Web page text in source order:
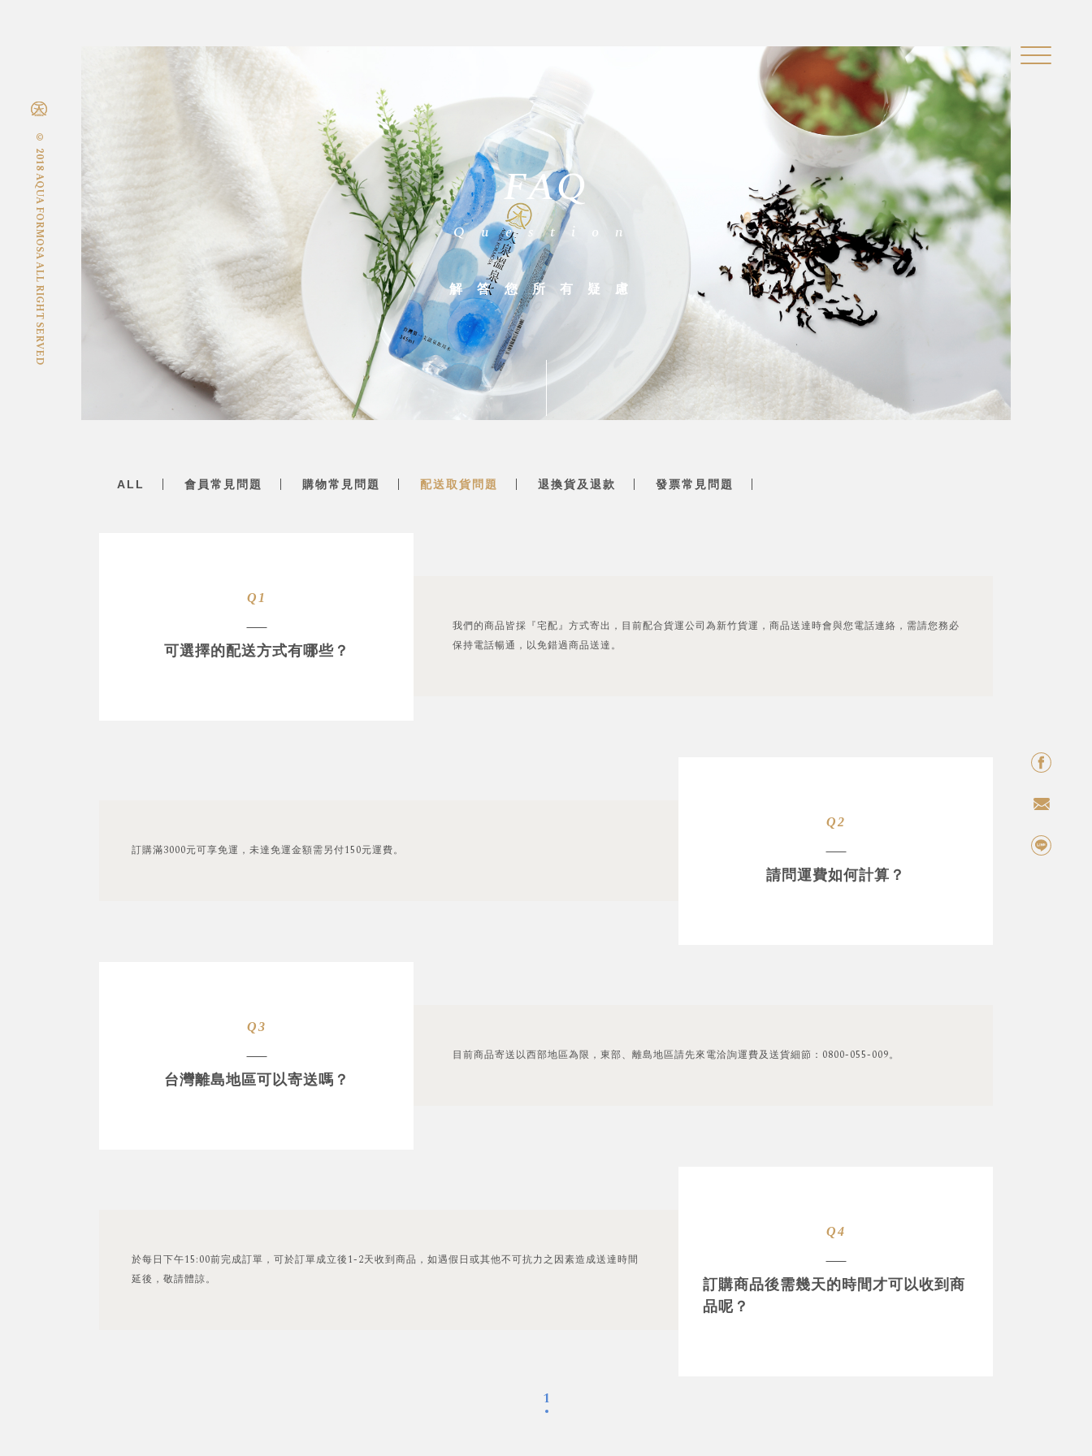
FAQ
Question
解答您所有疑慮
© 2018 AQUA FORMOSA ALL RIGHT SERVED
ALL 會員常見問題 購物常見問題 配送取貨問題 退換貨及退款 發票常見問題
Q1
可選擇的配送方式有哪些？
我們的商品皆採『宅配』方式寄出，目前配合貨運公司為新竹貨運，商品送達時會與您電話連絡，需請您務必
保持電話暢通，以免錯過商品送達。
Q2
請問運費如何計算？
訂購滿3000元可享免運，未達免運金額需另付150元運費。
Q3
台灣離島地區可以寄送嗎？
目前商品寄送以西部地區為限，東部、離島地區請先來電洽詢運費及送貨細節：0800-055-009。
Q4
訂購商品後需幾天的時間才可以收到商
品呢？
於每日下午15:00前完成訂單，可於訂單成立後1-2天收到商品，如遇假日或其他不可抗力之因素造成送達時間
延後，敬請體諒。
1